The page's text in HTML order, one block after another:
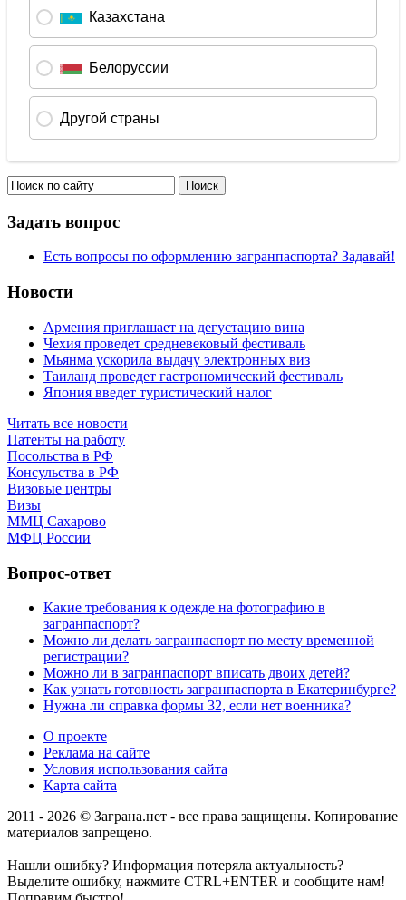
Задать вопрос
Есть вопросы по оформлению загранпаспорта? Задавай!
Новости
Армения приглашает на дегустацию вина
Чехия проведет средневековый фестиваль
Мьянма ускорила выдачу электронных виз
Таиланд проведет гастрономический фестиваль
Япония введет туристический налог
Читать все новости
Патенты на работу
Посольства в РФ
Консульства в РФ
Визовые центры
Визы
ММЦ Сахарово
МФЦ России
Вопрос-ответ
Какие требования к одежде на фотографию в
загранпаспорт?
Можно ли делать загранпаспорт по месту временной
регистрации?
Можно ли в загранпаспорт вписать двоих детей?
Как узнать готовность загранпаспорта в Екатеринбурге?
Нужна ли справка формы 32, если нет военника?
О проекте
Реклама на сайте
Условия использования сайта
Карта сайта
2011 - 2026 © Заграна.нет - все права защищены. Копирование
материалов запрещено.
Нашли ошибку? Информация потеряла актуальность?
Выделите ошибку, нажмите CTRL+ENTER и сообщите нам!